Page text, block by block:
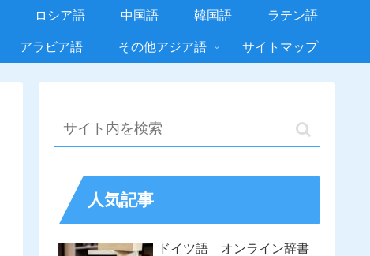
ロシア語 中国語 韓国語 ラテン語
アラビア語 その他アジア語 サイトマップ
人気記事
ドイツ語 オンライン辞書